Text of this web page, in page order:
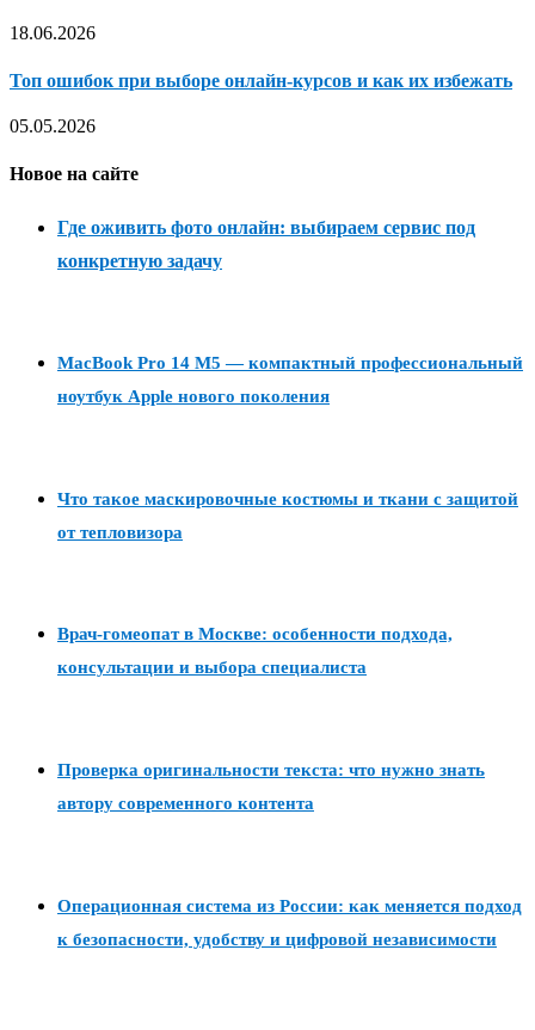
18.06.2026
Топ ошибок при выборе онлайн-курсов и как их избежать
05.05.2026
Новое на сайте
Где оживить фото онлайн: выбираем сервис под
конкретную задачу
MacBook Pro 14 M5 — компактный профессиональный
ноутбук Apple нового поколения
Что такое маскировочные костюмы и ткани с защитой
от тепловизора
Врач-гомеопат в Москве: особенности подхода,
консультации и выбора специалиста
Проверка оригинальности текста: что нужно знать
автору современного контента
Операционная система из России: как меняется подход
к безопасности, удобству и цифровой независимости